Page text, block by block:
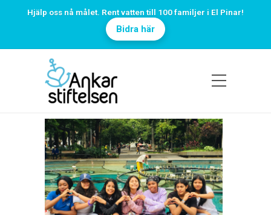
Hjälp oss nå målet. Rent vatten till 100 familjer i El Pinar!
Bidra här